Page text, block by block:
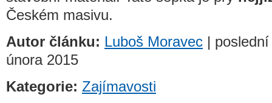
Českém masivu.
Autor článku: Luboš Moravec |
února 2015
Kategorie: Zajímavosti